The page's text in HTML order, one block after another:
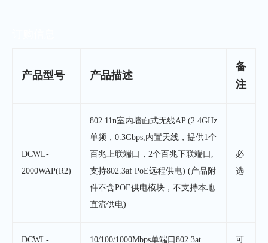
产品型号 产品描述
备
注
DCWL-
2000WAP(R2)
802.11n室内墙面式无线AP (2.4GHz
单频，0.3Gbps,内置天线，提供1个
百兆上联端口，2个百兆下联端口,
支持802.3af PoE远程供电) (产品附
件不含POE供电模块，不支持本地
直流供电)
必
选
DCWL- 10/100/1000Mbps单端口802.3at 可